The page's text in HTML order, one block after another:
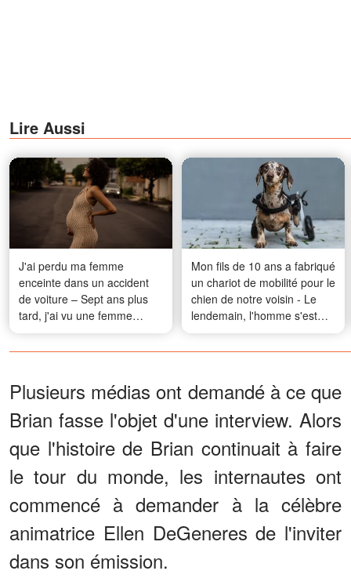
Lire Aussi
J'ai perdu ma femme
enceinte dans un accident
de voiture – Sept ans plus
tard, j'ai vu une femme
mendier avec un petit
garçon qui m'a fait pâlir
Mon fils de 10 ans a fabriqué
un chariot de mobilité pour le
chien de notre voisin - Le
lendemain, l'homme s'est
présenté à notre porte et a
dit : « Tu as réussi. Viens
Plusieurs médias ont demandé à ce que
Brian fasse l'objet d'une interview. Alors
que l'histoire de Brian continuait à faire
le tour du monde, les internautes ont
commencé à demander à la célèbre
animatrice Ellen DeGeneres de l'inviter
dans son émission.